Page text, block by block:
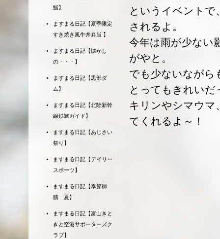
というイベントで
されるよ。
今年は雨が少ない
がやと。
でも少ないながら
とってもきれいだ
キリンやシマウマ
てくれるよ～！
鮨】
ますまる日記【夏季限定
すき焼き風牛丼弁当 】
ますまる日記【懐かし
の・・・】
ますまる日記【黒部ダ
ム】
ますまる日記【北陸新幹
線鉄旅ガイド】
ますまる日記【あじさい
祭り】
ますまる日記【デイリー
スポーツ】
ますまる日記【季節御
膳 夏】
ますまる日記【富山きと
きと空港サポーターズク
ラブ】